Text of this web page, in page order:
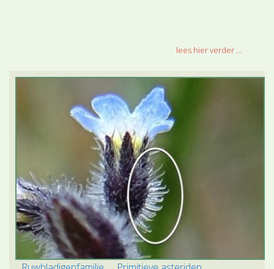
lees hier verder ...